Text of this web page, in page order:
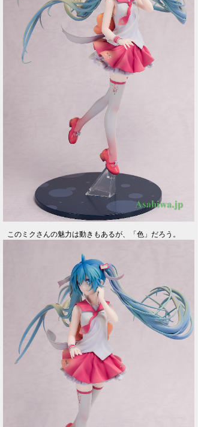
このミクさんの魅力は動きもあるが、「色」だろう。